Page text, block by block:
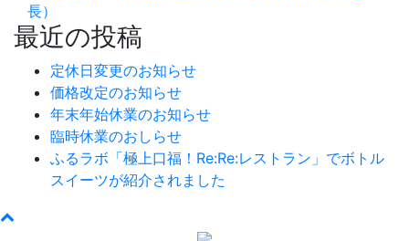
長）
最近の投稿
定休日変更のお知らせ
価格改定のお知らせ
年末年始休業のお知らせ
臨時休業のおしらせ
ふるラボ「極上口福！Re:Re:レストラン」でボトル
スイーツが紹介されました